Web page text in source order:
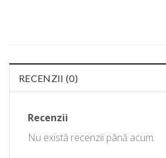
RECENZII (0)
Recenzii
Nu există recenzii până acum.